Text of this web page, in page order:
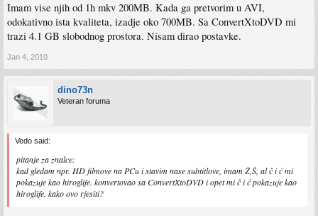
Imam vise njih od 1h mkv 200MB. Kada ga pretvorim u AVI,
odokativno ista kvaliteta, izadje oko 700MB. Sa ConvertXtoDVD mi
trazi 4.1 GB slobodnog prostora. Nisam dirao postavke.
Jan 4, 2010
dino73n
Veteran foruma
Vedo said:
pitanje za znalce:
kad gledam npr. HD filmove na PCu i stavim nase subtitlove, imam Ž,Š, al č i ć mi
pokazuje kao hiroglife. konvertovao sa ConvertXtoDVD i opet mi č i ć pokazuje kao
hiroglife. kako ovo rjesiti?